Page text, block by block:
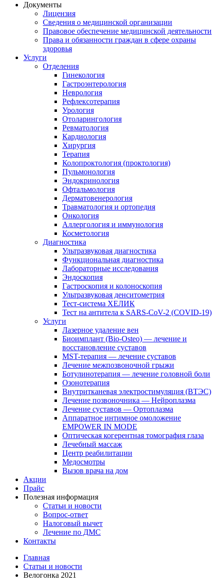
Документы
Лицензия
Сведения о медицинской организации
Правовое обеспечение медицинской деятельности
Права и обязанности граждан в сфере охраны
здоровья
Услуги
Отделения
Гинекология
Гастроэнтерология
Неврология
Рефлексотерапия
Урология
Отоларингология
Ревматология
Кардиология
Хирургия
Терапия
Колопроктология (проктология)
Пульмонология
Эндокринология
Офтальмология
Дерматовенерология
Травматология и ортопедия
Онкология
Аллергология и иммунология
Косметология
Диагностика
Ультразвуковая диагностика
Функциональная диагностика
Лабораторные исследования
Эндоскопия
Гастроскопия и колоноскопия
Ультразвуковая денситометрия
Тест-система ХЕЛИК
Тест на антитела к SARS-CoV-2 (COVID-19)
Услуги
Лазерное удаление вен
Биоимплант (Bio-Osteo) — лечение и
восстановление суставов
MST-терапия — лечение суставов
Лечение межпозвоночной грыжи
Ботулинотерапия — лечение головной боли
Озонотерапия
Внутритканевая электростимуляция (ВТЭС)
Лечение позвоночника — Нейроплазма
Лечение суставов — Ортоплазма
Аппаратное интимное омоложение
EMPOWER IN MODE
Оптическая когерентная томография глаза
Лечебный массаж
Центр реабилитации
Медосмотры
Вызов врача на дом
Акции
Прайс
Полезная информация
Статьи и новости
Вопрос-ответ
Налоговый вычет
Лечение по ДМС
Контакты
Главная
Статьи и новости
Велогонка 2021